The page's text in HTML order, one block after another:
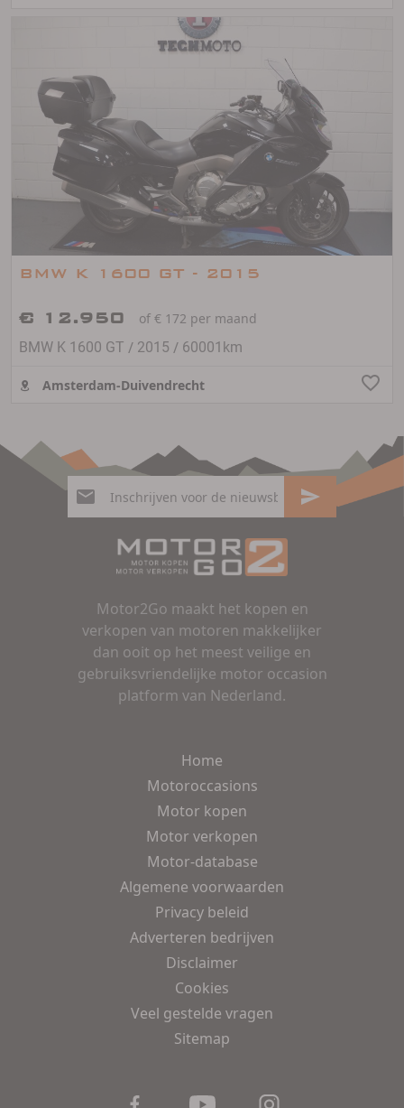
BMW K 1600 GT - 2015
€ 12.950
of € 172 per maand
BMW K 1600 GT / 2015 / 60001km
Amsterdam-Duivendrecht
Motor2Go maakt het kopen en
verkopen van motoren makkelijker
dan ooit op het meest veilige en
gebruiksvriendelijke motor occasion
platform van Nederland.
Home
Motoroccasions
Motor kopen
Motor verkopen
Motor-database
Algemene voorwaarden
Privacy beleid
Adverteren bedrijven
Disclaimer
Cookies
Veel gestelde vragen
Sitemap